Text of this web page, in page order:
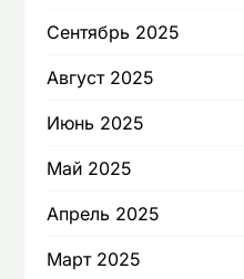
Сентябрь 2025
Август 2025
Июнь 2025
Май 2025
Апрель 2025
Март 2025